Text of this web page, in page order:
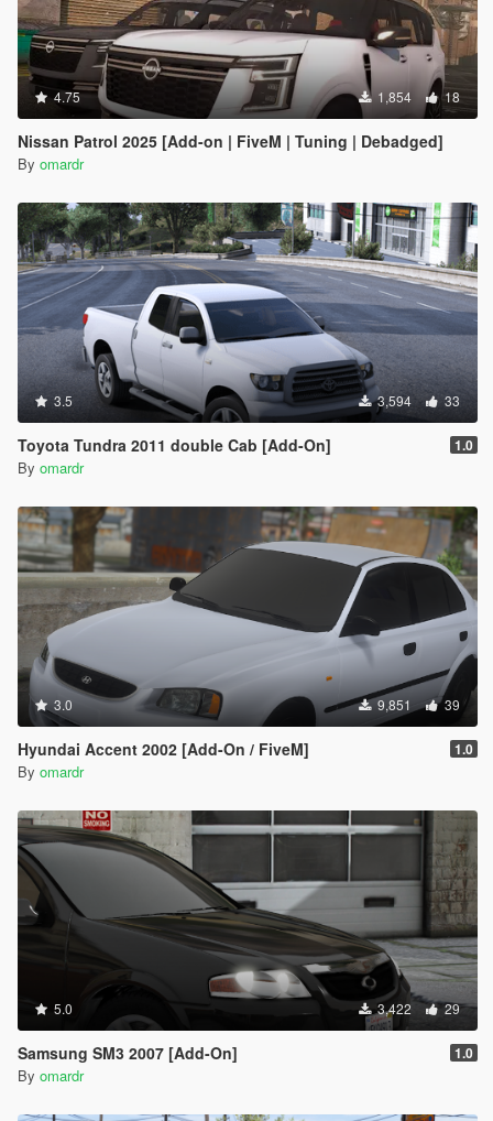
4.75 1,854 18
Nissan Patrol 2025 [Add-on | FiveM | Tuning | Debadged]
By omardr
3.5 3,594 33
Toyota Tundra 2011 double Cab [Add-On] 1.0
By omardr
3.0 9,851 39
Hyundai Accent 2002 [Add-On / FiveM] 1.0
By omardr
5.0 3,422 29
Samsung SM3 2007 [Add-On] 1.0
By omardr